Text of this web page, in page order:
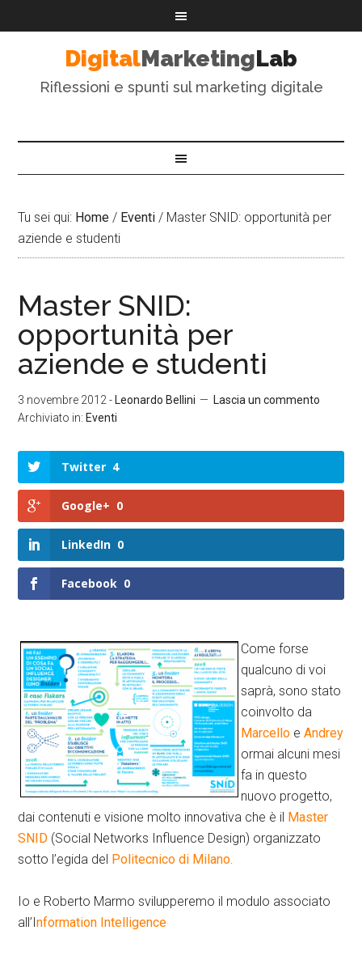
DigitalMarketingLab
Riflessioni e spunti sul marketing digitale
Tu sei qui: Home / Eventi / Master SNID: opportunità per
aziende e studenti
Master SNID:
opportunità per
aziende e studenti
3 novembre 2012 - Leonardo Bellini
Lascia un commento
Archiviato in: Eventi
Twitter 4
Google+ 0
LinkedIn 0
Facebook 0
Come forse
qualcuno di voi
saprà, sono stato
coinvolto da
Marcello eAndrey
ormai alcuni mesi
fa in questo
nuovo progetto,
dai contenuti e visione molto innovativa che è il Master
SNID (Social Networks Influence Design) organizzato
sotto l’egida del Politecnico di Milano.
Io e Roberto Marmo svilupperemo il modulo associato
all’Information Intelligence